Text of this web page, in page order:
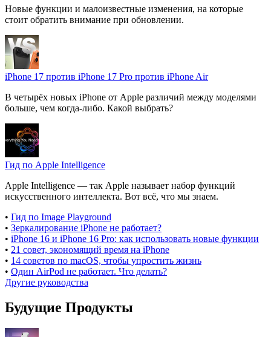
Новые функции и малоизвестные изменения, на которые
стоит обратить внимание при обновлении.
iPhone 17 против iPhone 17 Pro против iPhone Air
В четырёх новых iPhone от Apple различий между моделями
больше, чем когда-либо. Какой выбрать?
Гид по Apple Intelligence
Apple Intelligence — так Apple называет набор функций
искусственного интеллекта. Вот всё, что мы знаем.
• Гид по Image Playground
• Зеркалирование iPhone не работает?
• iPhone 16 и iPhone 16 Pro: как использовать новые функции
• 21 совет, экономящий время на iPhone
• 14 советов по macOS, чтобы упростить жизнь
• Один AirPod не работает. Что делать?
Другие руководства
Будущие Продукты